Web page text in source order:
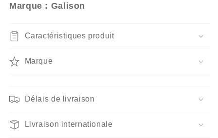
-
Spectacle
-
Spectacle
Marque : Galison
Caractéristiques produit
Marque
Délais de livraison
Livraison internationale